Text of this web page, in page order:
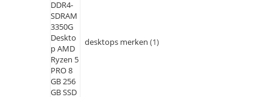
desktops merken 1